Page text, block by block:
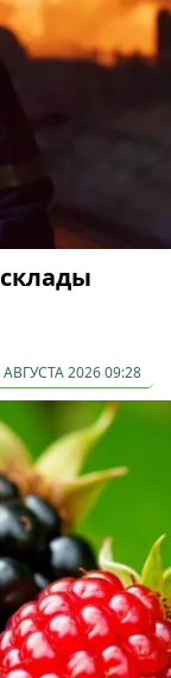
АВГУСТА 2026 09:28